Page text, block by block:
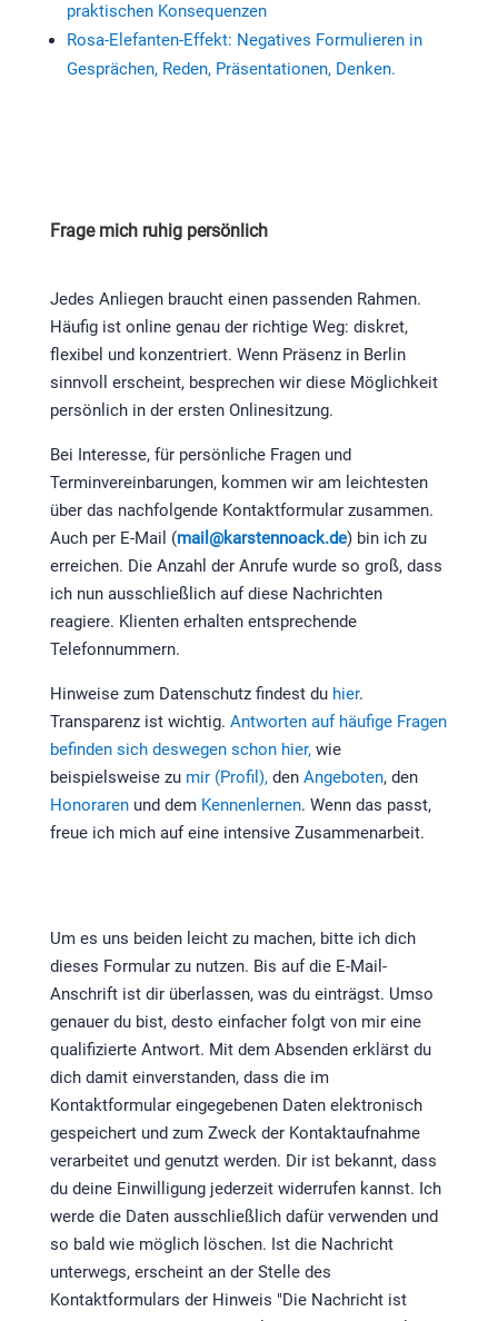
praktischen Konsequenzen
Rosa-Elefanten-Effekt: Negatives Formulieren in
Gesprächen, Reden, Präsentationen, Denken.
Frage mich ruhig persönlich
Jedes Anliegen braucht einen passenden Rahmen.
Häufig ist online genau der richtige Weg: diskret,
flexibel und konzentriert. Wenn Präsenz in Berlin
sinnvoll erscheint, besprechen wir diese Möglichkeit
persönlich in der ersten Onlinesitzung.
Bei Interesse, für persönliche Fragen und
Terminvereinbarungen, kommen wir am leichtesten
über das nachfolgende Kontaktformular zusammen.
Auch per E-Mail (mail@karstennoack.de) bin ich zu
erreichen. Die Anzahl der Anrufe wurde so groß, dass
ich nun ausschließlich auf diese Nachrichten
reagiere. Klienten erhalten entsprechende
Telefonnummern.
Hinweise zum Datenschutz findest du hier.
Transparenz ist wichtig. Antworten auf häufige Fragen
befinden sich deswegen schon hier,wie
beispielsweise zu mir (Profil),den Angeboten, den
Honorarenund dem Kennenlernen. Wenn das passt,
freue ich mich auf eine intensive Zusammenarbeit.
Um es uns beiden leicht zu machen, bitte ich dich
dieses Formular zu nutzen. Bis auf die E-Mail-
Anschrift ist dir überlassen, was du einträgst. Umso
genauer du bist, desto einfacher folgt von mir eine
qualifizierte Antwort. Mit dem Absenden erklärst du
dich damit einverstanden, dass die im
Kontaktformular eingegebenen Daten elektronisch
gespeichert und zum Zweck der Kontaktaufnahme
verarbeitet und genutzt werden. Dir ist bekannt, dass
du deine Einwilligung jederzeit widerrufen kannst. Ich
werde die Daten ausschließlich dafür verwenden und
so bald wie möglich löschen. Ist die Nachricht
unterwegs, erscheint an der Stelle des
Kontaktformulars der Hinweis "Die Nachricht ist